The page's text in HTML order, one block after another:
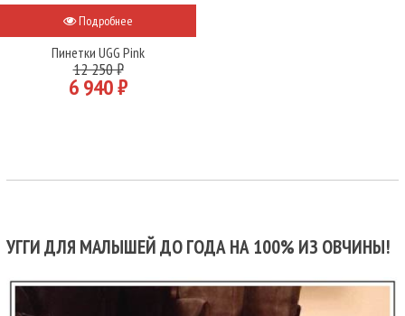
Подробнее
Пинетки UGG Pink
12 250 ₽
6 940 ₽
УГГИ ДЛЯ МАЛЫШЕЙ ДО ГОДА НА 100% ИЗ ОВЧИНЫ!